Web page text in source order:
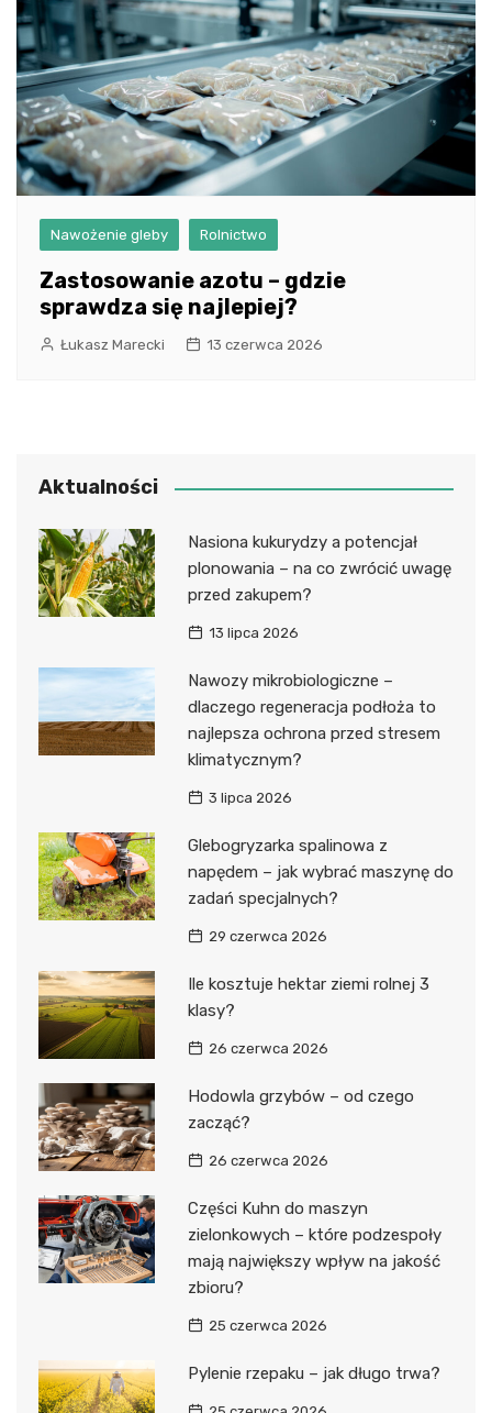
Nawożenie gleby Rolnictwo
Zastosowanie azotu – gdzie
sprawdza się najlepiej?
Łukasz Marecki 13 czerwca 2026
Aktualności
Nasiona kukurydzy a potencjał
plonowania – na co zwrócić uwagę
przed zakupem?
13 lipca 2026
Nawozy mikrobiologiczne –
dlaczego regeneracja podłoża to
najlepsza ochrona przed stresem
klimatycznym?
3 lipca 2026
Glebogryzarka spalinowa z
napędem – jak wybrać maszynę do
zadań specjalnych?
29 czerwca 2026
Ile kosztuje hektar ziemi rolnej 3
klasy?
26 czerwca 2026
Hodowla grzybów – od czego
zacząć?
26 czerwca 2026
Części Kuhn do maszyn
zielonkowych – które podzespoły
mają największy wpływ na jakość
zbioru?
25 czerwca 2026
Pylenie rzepaku – jak długo trwa?